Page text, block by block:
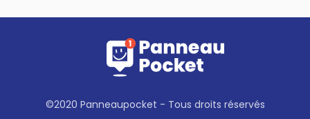
©2020 Panneaupocket - Tous droits réservés